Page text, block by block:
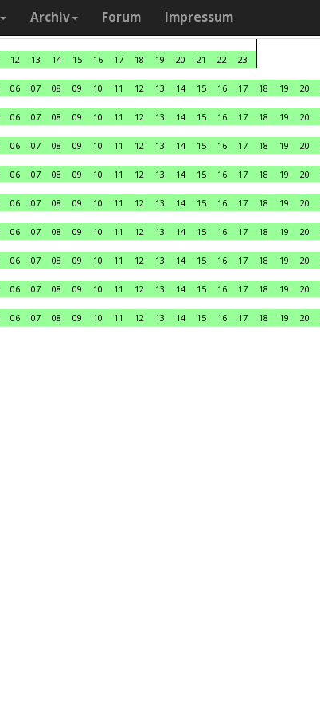
Archiv Forum Impressum
12 13 14 15 16 17 18 19 20 21 22
23
06 07 08 09 10 11 12 13 14 15 16 17 18 19 20
06 07 08 09 10 11 12 13 14 15 16 17 18 19 20
06 07 08 09 10 11 12 13 14 15 16 17 18 19 20
06 07 08 09 10 11 12 13 14 15 16 17 18 19 20
06 07 08 09 10 11 12 13 14 15 16 17 18 19 20
06 07 08 09 10 11 12 13 14 15 16 17 18 19 20
06 07 08 09 10 11 12 13 14 15 16 17 18 19 20
06 07 08 09 10 11 12 13 14 15 16 17 18 19 20
06 07 08 09 10 11 12 13 14 15 16 17 18 19 20